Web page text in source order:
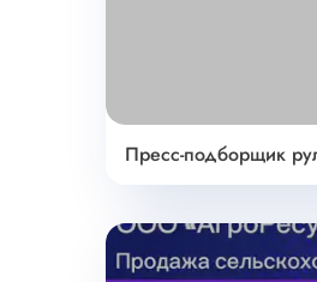
Пресс-подборщик